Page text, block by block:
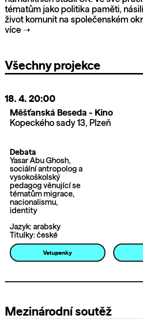
tématům jako politika paměti,
život komunit na společenském
více ➝
Všechny projekce
18. 4. 20:00
Měšťanská Beseda - Kino
Kopeckého sady 13, Plzeň
Debata
Yasar Abu Ghosh,
sociální antropolog a
vysokoškolský
pedagog věnující se
tématům migrace,
nacionalismu,
identity
Jazyk: arabsky
Titulky: české
Vstupenky
Mezinárodní soutěž